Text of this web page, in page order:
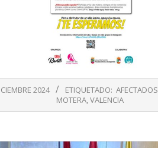
2024 ETIQUETADO: AFECTADOS
MOTERA,VALENCIA